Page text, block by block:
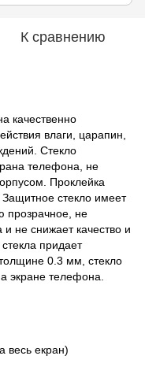
К сравнению
качественно
влаги, царапин,
Стекло
телефона, не
Проклейка
стекло имеет
прозрачное, не
и не снижает качество и
придает
0.3 мм, стекло
экране телефона.
весь екран)